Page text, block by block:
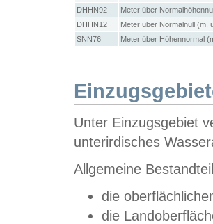
DHHN92
Meter über
DHHN12
Meter über Normalnull (m.
SNN76
Meter über Höhennormal
Unter Einzugsgebiet
unterirdisches
Allgemeine
die
die